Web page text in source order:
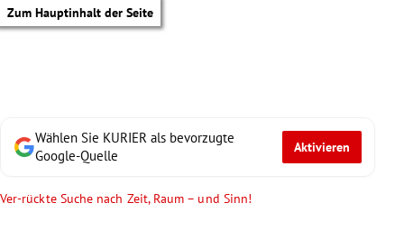
Zum Hauptinhalt der Seite
Wählen Sie KURIER als bevorzugte
Google-Quelle
Aktivieren
Ver-rückte Suche nach Zeit, Raum – und Sinn!